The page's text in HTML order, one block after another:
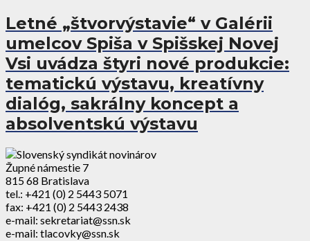
Letné „štvorvýstavie“ v Galérii
umelcov Spiša v Spišskej Novej
Vsi uvádza štyri nové produkcie:
tematickú výstavu, kreatívny
dialóg, sakrálny koncept a
absolventskú výstavu
Župné námestie 7
815 68 Bratislava
tel.: +421 (0) 2 5443 5071
fax: +421 (0) 2 5443 2438
e-mail: sekretariat@ssn.sk
e-mail: tlacovky@ssn.sk